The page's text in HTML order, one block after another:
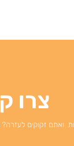
צרו
ואתם זקוקים לעזרה?